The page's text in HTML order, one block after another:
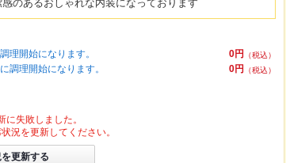
のあるおしゃれな内装になっております
0円
（税込）
理開始になります。
0円
（税込）
調理開始になります。
に失敗しました。
況を更新してください。
更新する